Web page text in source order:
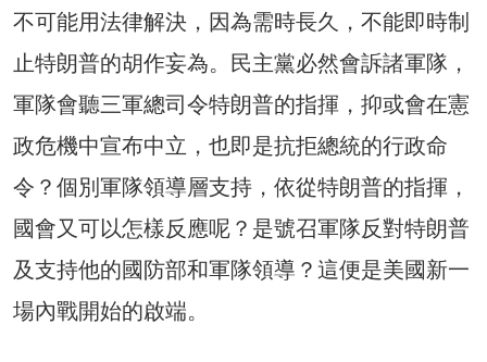
不可能用法律解決，因為需時長久，不能即時制
止特朗普的胡作妄為。民主黨必然會訴諸軍隊，
軍隊會聽三軍總司令特朗普的指揮，抑或會在憲
政危機中宣布中立，也即是抗拒總統的行政命
令？個別軍隊領導層支持，依從特朗普的指揮，
國會又可以怎樣反應呢？是號召軍隊反對特朗普
及支持他的國防部和軍隊領導？這便是美國新一
場內戰開始的啟端。